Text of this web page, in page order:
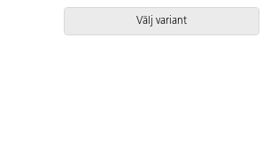
0814 Inkluderar markförankring K1.
Välj variant